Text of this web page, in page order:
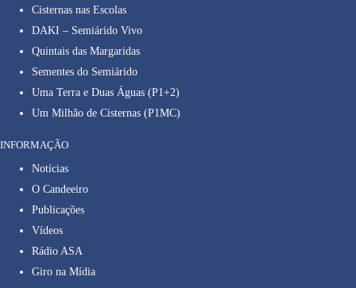
Cisternas nas Escolas
DAKI – Semiárido Vivo
Quintais das Margaridas
Sementes do Semiárido
Uma Terra e Duas Águas (P1+2)
Um Milhão de Cisternas (P1MC)
INFORMAÇÃO
Notícias
O Candeeiro
Publicações
Vídeos
Rádio ASA
Giro na Mídia